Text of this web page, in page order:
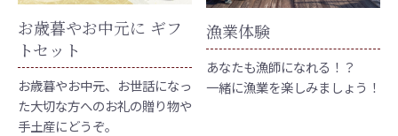
お歳暮やお中元に ギフ
トセット
お歳暮やお中元、お世話になっ
た大切な方へのお礼の贈り物や
手土産にどうぞ。
漁業体験
あなたも漁師になれる！？
一緒に漁業を楽しみましょう！